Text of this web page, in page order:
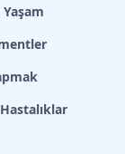
Yaşam